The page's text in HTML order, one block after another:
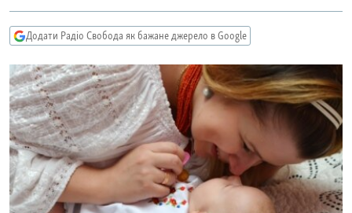
СВІТ
КИТАЙ.ВИКЛИКИ
МУЛЬТИМЕДІА
ФОТО
СПЕЦПРОЄКТИ
ПОДКАСТИ
КРИМ РЕАЛІЇ
Додати Радіо Свобода як бажане джерело в Google